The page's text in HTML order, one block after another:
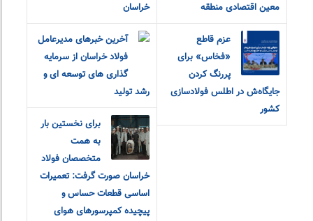
معین اقتصادی منطقه
خراسان
عزم قاطع
«فخاس» برای
پررنگ کردن
جایگاه‌ش در اطلس فولادسازی
کشور
آخرین خبرهای مدیرعامل
فولاد خراسان از سرمایه
گذاری های توسعه ای و
رشد تولید
برای نخستین بار
به همت
متخصصان فولاد
خراسان صورت گرفت: تعمیرات
اساسی قطعات حساس و
پیچیده کمپرسورهای هوای